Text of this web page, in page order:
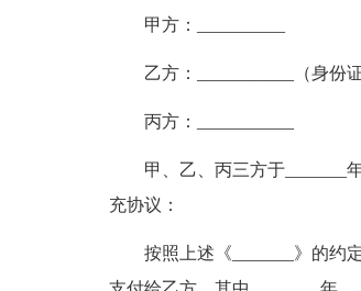
甲方：__________
乙方：___________（身份
丙方：___________
甲、乙、丙三方于_______
充协议：
按照上述《_______》的约